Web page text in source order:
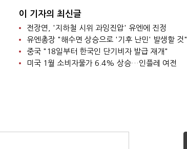
이 기자의 최신글
전장연, '지하철 시위 과잉진압' 유엔에 진정
유엔총장 "해수면 상승으로 '기후 난민' 발생할 것"
중국 "18일부터 한국인 단기비자 발급 재개"
미국 1월 소비자물가 6.4% 상승…인플레 여전